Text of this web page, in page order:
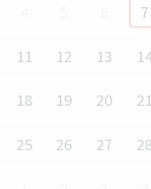
7
11 12 13
18 19 20 21
25 26 27